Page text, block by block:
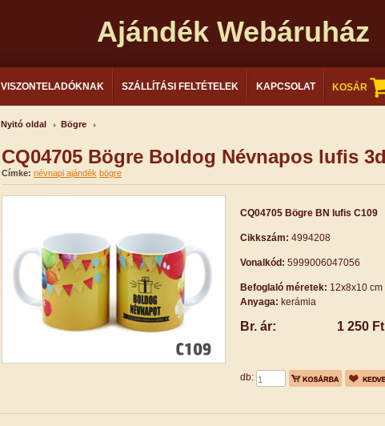
Ajándék Webáruház
VISZONTELADÓKNAK SZÁLLÍTÁSI FELTÉTELEK KAPCSOLAT KOSÁR
Nyitó oldal Bögre
CQ04705 Bögre Boldog Névnapos lufis
Címke: névnapi ajándék bögre
CQ04705 Bögre BN lufis C109
Cikkszám: 4994208
Vonalkód: 5999006047056
Befoglaló méretek: 12x8x10 cm
Anyaga: kerámia
Br. ár: 1 250 Ft
db: